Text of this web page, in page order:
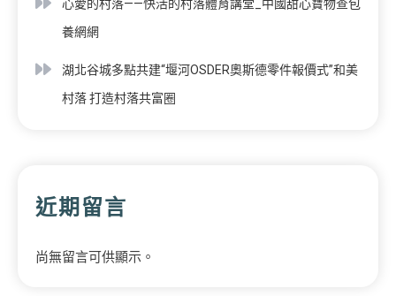
心愛的村落——快活的村落體育講堂_中國甜心寶物查包
養網網
湖北谷城多點共建“堰河OSDER奧斯德零件報價式”和美
村落 打造村落共富圈
近期留言
尚無留言可供顯示。